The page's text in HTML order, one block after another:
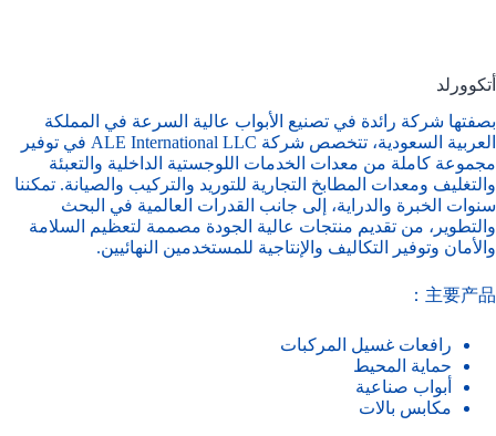
أتكوورلد
بصفتها شركة رائدة في تصنيع الأبواب عالية السرعة في المملكة
العربية السعودية، تتخصص شركة ALE International LLC في توفير
مجموعة كاملة من معدات الخدمات اللوجستية الداخلية والتعبئة
والتغليف ومعدات المطابخ التجارية للتوريد والتركيب والصيانة. تمكننا
سنوات الخبرة والدراية، إلى جانب القدرات العالمية في البحث
والتطوير، من تقديم منتجات عالية الجودة مصممة لتعظيم السلامة
والأمان وتوفير التكاليف والإنتاجية للمستخدمين النهائيين.
主要产品：
رافعات غسيل المركبات
حماية المحيط
أبواب صناعية
مكابس بالات